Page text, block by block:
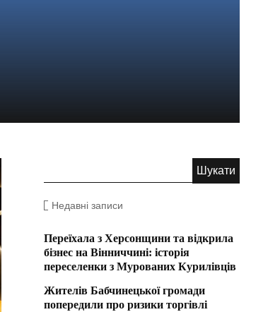
Недавні записи
Переїхала з Херсонщини та відкрила
бізнес на Вінниччині: історія
переселенки з Мурованих Курилівців
Жителів Бабчинецької громади
попередили про ризики торгівлі